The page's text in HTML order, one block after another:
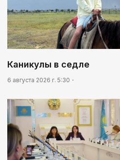
Каникулы в седле
6 августа 2026 г. 5:30